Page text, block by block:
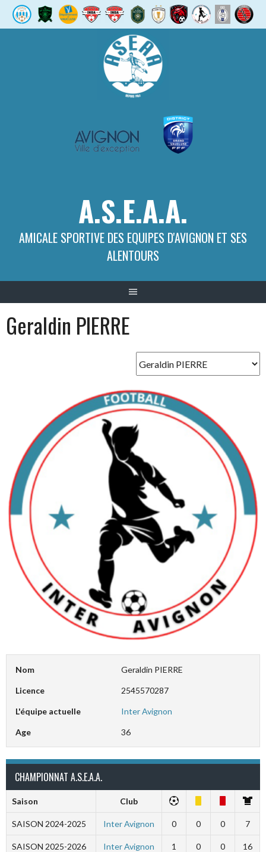
A.S.E.A.A.
AMICALE SPORTIVE DES EQUIPES D'AVIGNON ET SES
ALENTOURS
Geraldin PIERRE
Nom Geraldin PIERRE
Licence 2545570287
L'équipe actuelle Inter Avignon
Age 36
CHAMPIONNAT A.S.E.A.A.
Saison Club
SAISON 2024-2025 Inter Avignon 0 0 0 7
SAISON 2025-2026 Inter Avignon 1 0 0 16